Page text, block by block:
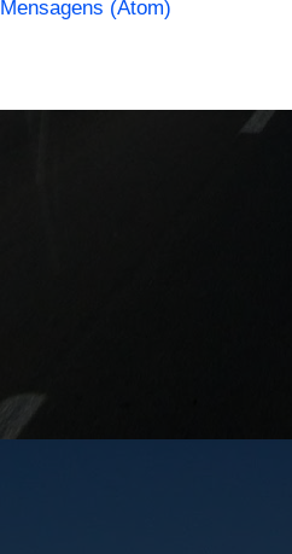
Mensagens (Atom)